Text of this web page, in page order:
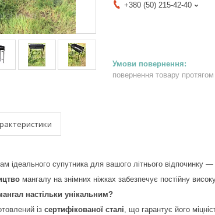
+380 (50) 215-42-40
повернення товару протягом
ідеального супутника для вашого літнього відпочинку —
мангалу на знімних ніжках забезпечує постійну
настільки унікальним?
із сертифікованої сталі, що гарантує його